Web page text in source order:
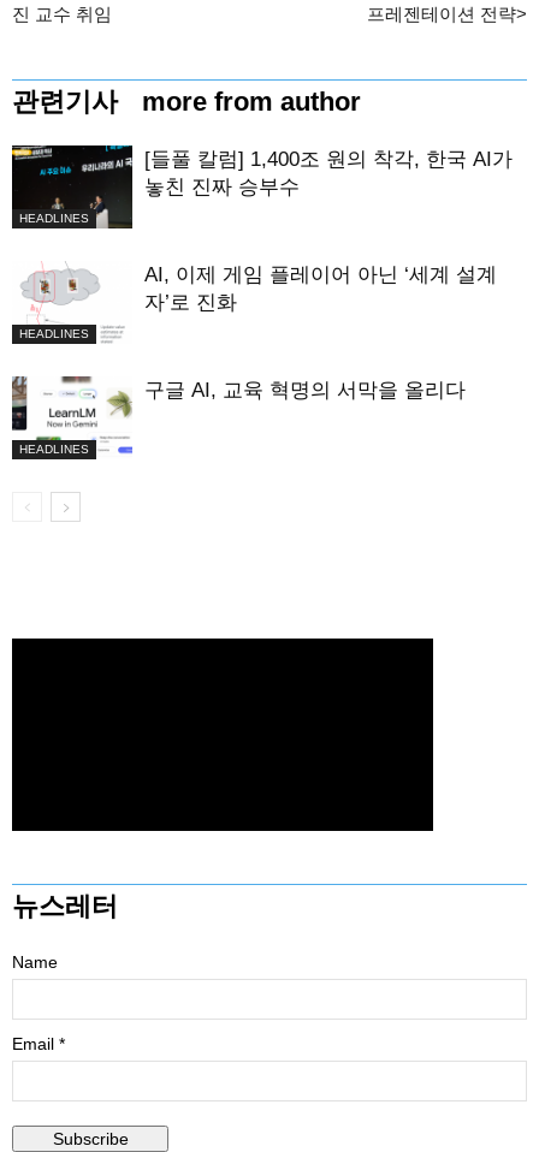
진 교수 취임
프레젠테이션 전략>
관련기사 more from author
HEADLINES
[들풀 칼럼] 1,400조 원의 착각, 한국 AI가
놓친 진짜 승부수
HEADLINES
AI, 이제 게임 플레이어 아닌 ‘세계 설계
자’로 진화
HEADLINES
구글 AI, 교육 혁명의 서막을 올리다
뉴스레터
Name
Email *